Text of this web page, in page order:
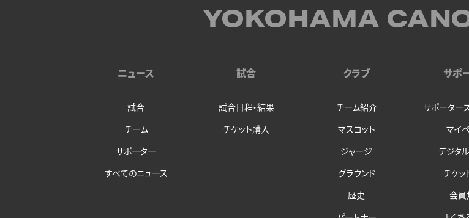
YOKOHAMA
ニュース
試合
チーム
サポーター
すべてのニュース
試合
試合日程・結果
チケット購入
クラブ
チーム紹介
マスコット
ジャージ
グラウンド
歴史
サポ
サポーター
マイ
デジタ
チケッ
会員